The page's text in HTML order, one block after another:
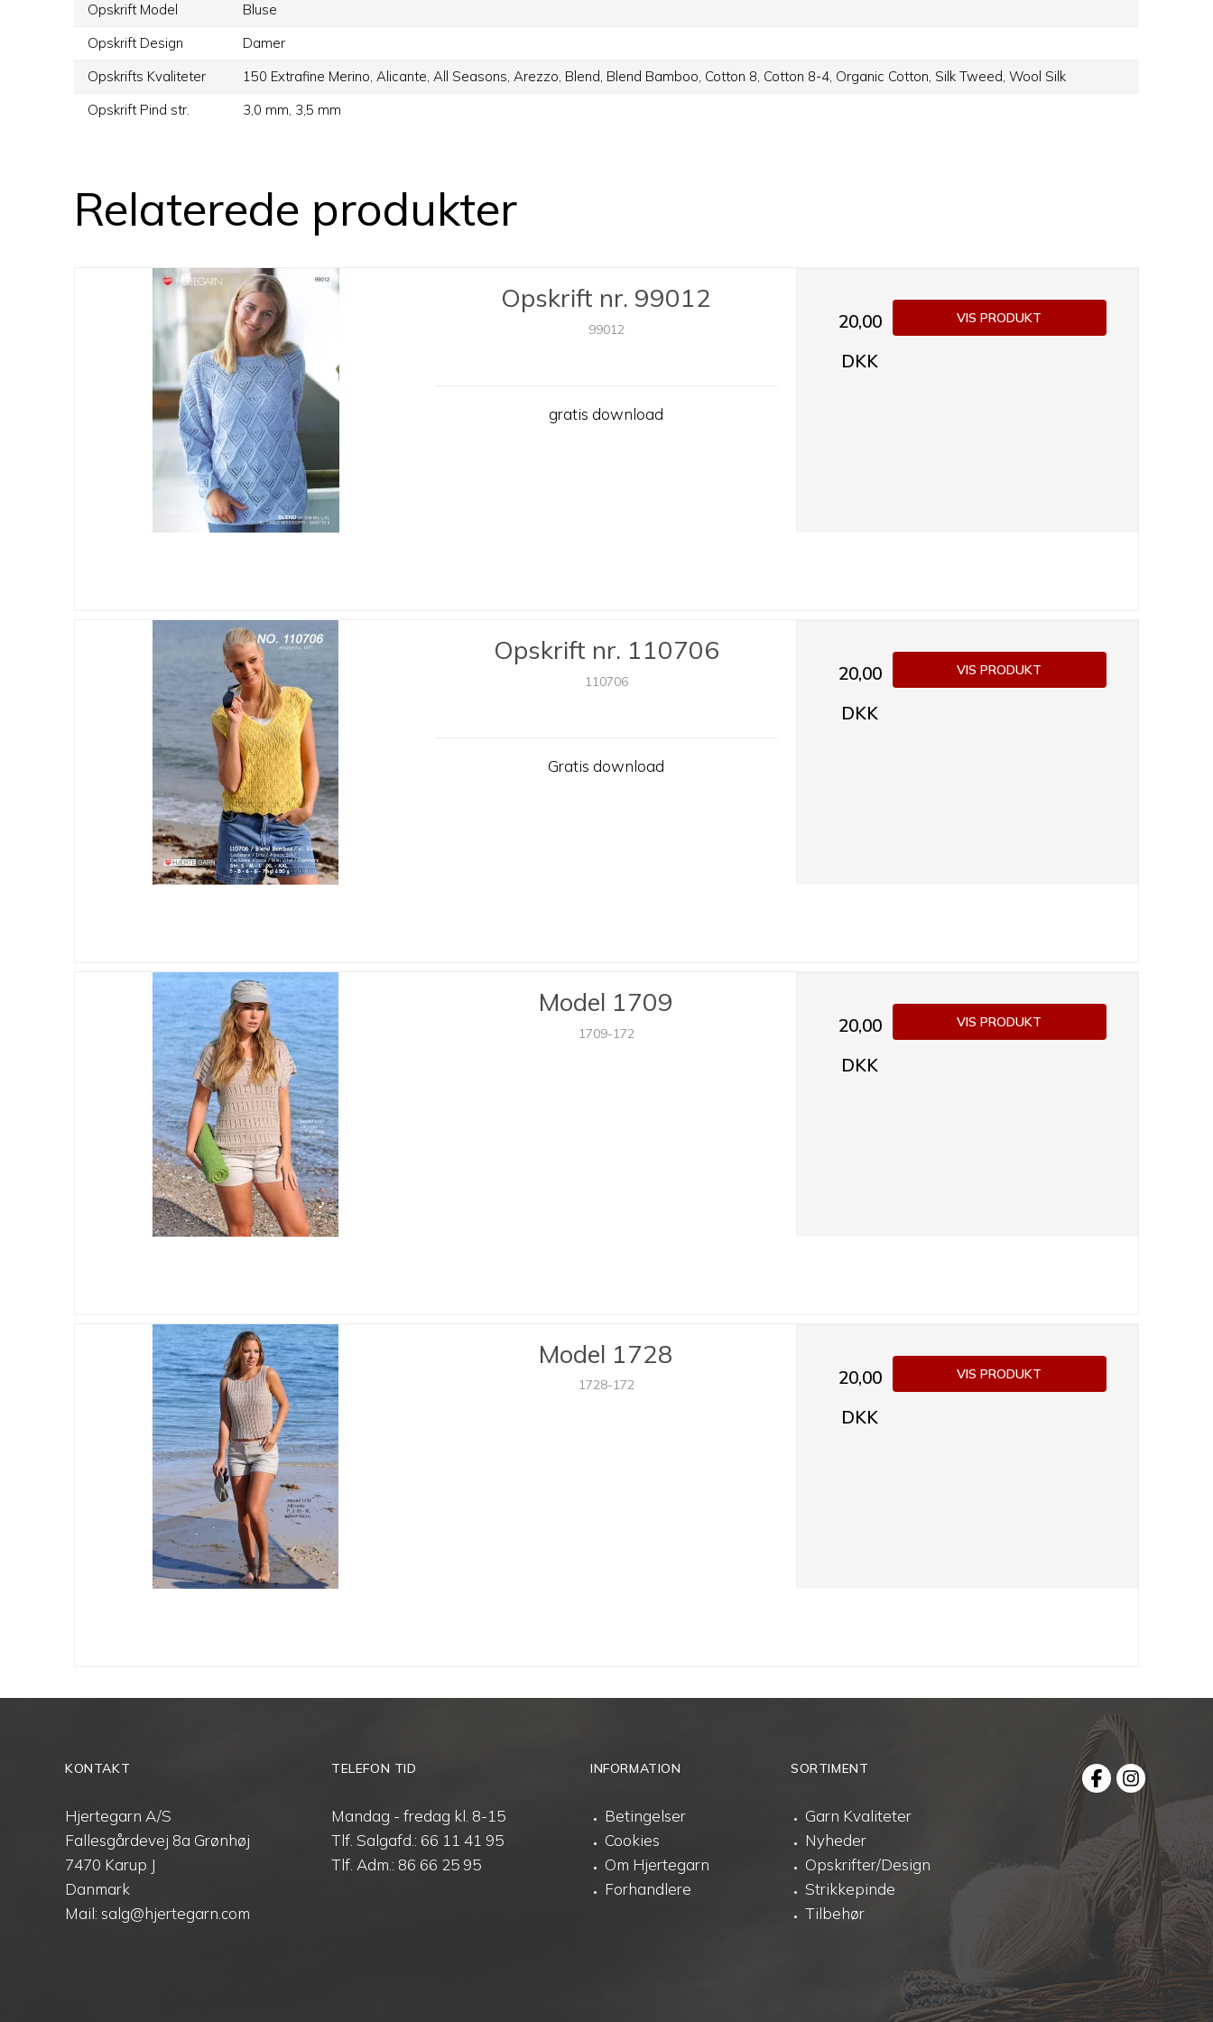
Opskrift Model
Bluse
Opskrift Design
Damer
Opskrifts Kvaliteter
150 Extrafine Merino, Alicante, All Seasons, Arezzo, Blend, Blend Bamboo, Cotton 8, Cotton 8-4, Organic Cotton, Silk Tweed, Wool Silk
Opskrift Pind str.
3,0 mm, 3,5 mm
Relaterede produkter
Opskrift nr. 99012
99012
gratis download
20,00
DKK
VIS PRODUKT
Opskrift nr. 110706
110706
Gratis download
20,00
DKK
VIS PRODUKT
Model 1709
1709-172
20,00
DKK
VIS PRODUKT
Model 1728
1728-172
20,00
DKK
VIS PRODUKT
KONTAKT
Hjertegarn A/S
Fallesgårdevej 8a Grønhøj
7470 Karup J
Danmark
Mail: salg@hjertegarn.com
TELEFON TID
Mandag - fredag kl. 8-15
Tlf. Salgafd.: 66 11 41 95
Tlf. Adm.: 86 66 25 95
INFORMATION
Betingelser
Cookies
Om Hjertegarn
Forhandlere
SORTIMENT
Garn Kvaliteter
Nyheder
Opskrifter/Design
Strikkepinde
Tilbehør